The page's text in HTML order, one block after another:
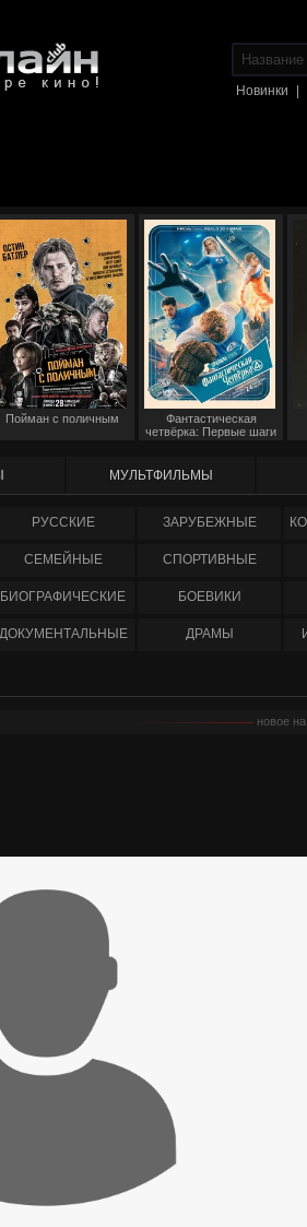
Новинки
Пойман с поличным
Фантастическая
четвёрка: Первые шаги
МУЛЬТФИЛЬМЫ
РУССКИЕ ЗАРУБЕЖНЫЕ
СЕМЕЙНЫЕ СПОРТИВНЫЕ
БИОГРАФИЧЕСКИЕ БОЕВИКИ
ДОКУМЕНТАЛЬНЫЕ ДРАМЫ
новое